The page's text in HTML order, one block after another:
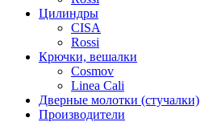
Цилиндры
CISA
Rossi
Крючки, вешалки
Cosmov
Linea Cali
Дверные молотки (стучалки)
Производители